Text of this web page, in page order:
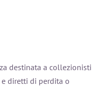
destinata a collezionisti
diretti di perdita o